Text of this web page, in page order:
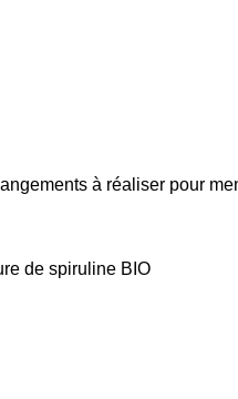
à réaliser pour
de spiruline BIO